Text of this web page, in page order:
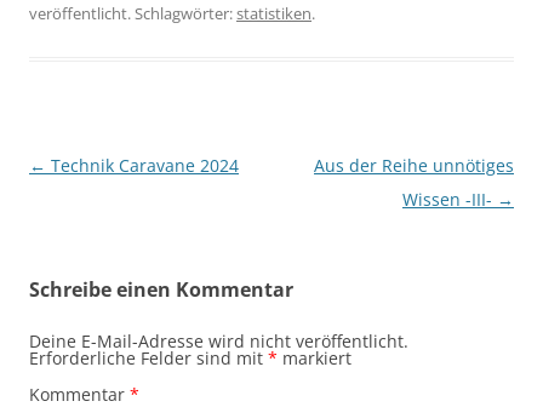
veröffentlicht. Schlagwörter:statistiken.
Beitragsnavigation
← Technik Caravane 2024
Aus der Reihe unnötiges
Wissen -III- →
Schreibe einen Kommentar
Deine E-Mail-Adresse wird nicht veröffentlicht.
Erforderliche Felder sind mit * markiert
Kommentar *